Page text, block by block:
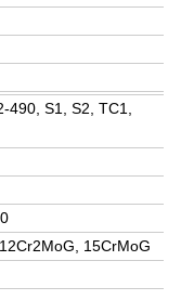
S1, S2, TC1,
15CrMoG